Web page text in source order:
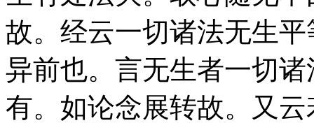
故。经云一切诸法无生
异前也。言无生者一切
有。如论念展转故。又